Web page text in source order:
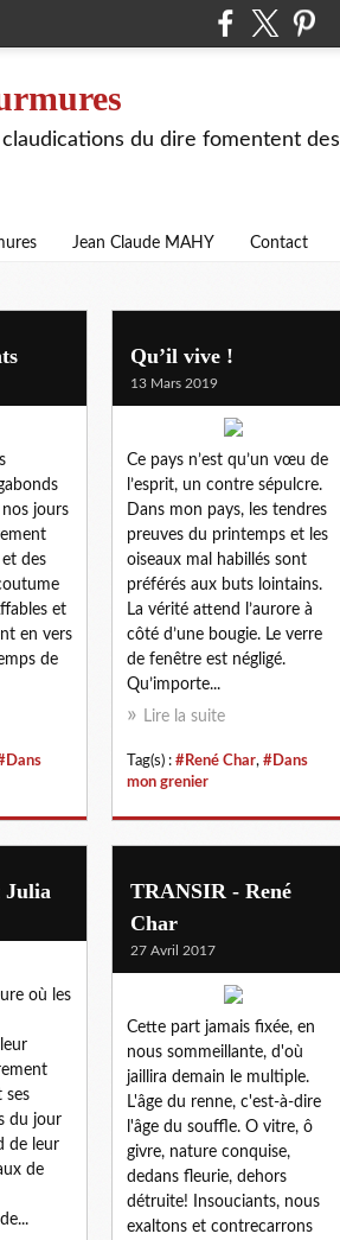
du dire fomentent
Jean Claude MAHY Contact
nos jours
des
et
en vers
de
Qu’il vive !
13 Mars 2019
Ce pays n’est qu’un vœu de
l’esprit, un contre sépulcre.
Dans mon pays, les tendres
preuves du printemps et les
oiseaux mal habillés sont
préférés aux buts lointains.
La vérité attend l’aurore à
côté d’une bougie. Le verre
de fenêtre est négligé.
Qu’importe...
Lire la suite
Tag(s) : #René Char, #Dans
mon grenier
Julia
où les
ses
du jour
de leur
de
TRANSIR - René
Char
27 Avril 2017
Cette part jamais fixée, en
nous sommeillante, d'où
jaillira demain le multiple.
L'âge du renne, c'est-à-dire
l'âge du souffle. O vitre, ô
givre, nature conquise,
dedans fleurie, dehors
détruite! Insouciants, nous
exaltons et contrecarrons